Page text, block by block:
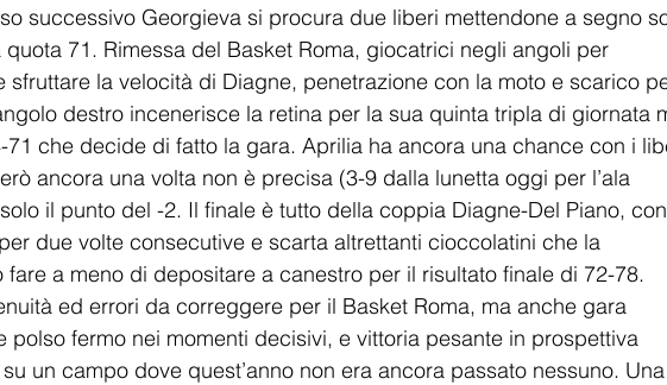
successivo Georgieva si procura due liberi mettendone a segno
71. Rimessa del Basket Roma, giocatrici negli angoli per
sfruttare la velocità di Diagne, penetrazione con la moto e scarico
destro incenerisce la retina per la sua quinta tripla di giornata
71 che decide di fatto la gara. Aprilia ha ancora una chance con i
ancora una volta non è precisa (3-9 dalla lunetta oggi per l’ala
il punto del -2. Il finale è tutto della coppia Diagne-Del Piano,
due volte consecutive e scarta altrettanti cioccolatini che la
a meno di depositare a canestro per il risultato finale di 72-78.
ed errori da correggere per il Basket Roma, ma anche gara
polso fermo nei momenti decisivi, e vittoria pesante in prospettiva
un campo dove quest’anno non era ancora passato nessuno. Una